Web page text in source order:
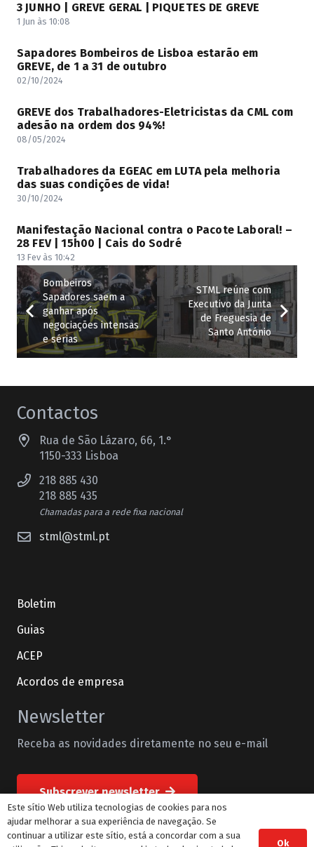
3 JUNHO | GREVE GERAL | PIQUETES DE GREVE
1 Jun às 10:08
Sapadores Bombeiros de Lisboa estarão em
GREVE, de 1 a 31 de outubro
02/10/2024
GREVE dos Trabalhadores-Eletricistas da CML com
adesão na ordem dos 94%!
08/05/2024
Trabalhadores da EGEAC em LUTA pela melhoria
das suas condições de vida!
30/10/2024
Manifestação Nacional contra o Pacote Laboral! –
28 FEV | 15h00 | Cais do Sodré
13 Fev às 10:42
Bombeiros
Sapadores saem a
ganhar após
negociações intensas
e sérias
STML reúne com
Executivo da Junta
de Freguesia de
Santo António
Contactos
Rua de São Lázaro, 66, 1.°
1150-333 Lisboa
218 885 430
218 885 435
Chamadas para a rede fixa nacional
stml@stml.pt
Boletim
Guias
ACEP
Acordos de empresa
Newsletter
Receba as novidades diretamente no seu e-mail
Subscrever newsletter
Este sítio Web utiliza tecnologias de cookies para nos
ajudar melhorar a sua experiência de navegação. Se
continuar a utilizar este sítio, está a concordar com a sua
Ok